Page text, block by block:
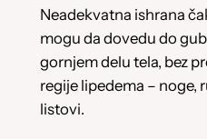
Neadekvatna ishrana
mogu da dovedu do
gornjem delu tela, bez
regije lipedema – noge,
listovi.